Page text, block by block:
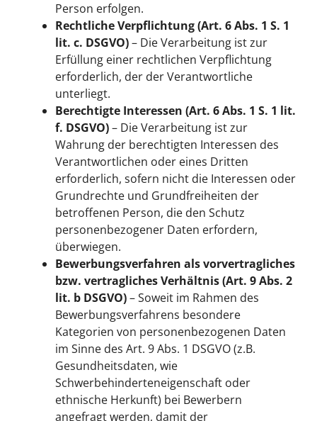
Person erfolgen.
Rechtliche Verpflichtung (Art. 6 Abs. 1 S. 1
lit. c. DSGVO)– Die Verarbeitung ist zur
Erfüllung einer rechtlichen Verpflichtung
erforderlich, der der Verantwortliche
unterliegt.
Berechtigte Interessen (Art. 6 Abs. 1 S. 1 lit.
f. DSGVO)– Die Verarbeitung ist zur
Wahrung der berechtigten Interessen des
Verantwortlichen oder eines Dritten
erforderlich, sofern nicht die Interessen oder
Grundrechte und Grundfreiheiten der
betroffenen Person, die den Schutz
personenbezogener Daten erfordern,
überwiegen.
Bewerbungsverfahren als vorvertragliches
bzw. vertragliches Verhältnis (Art. 9 Abs. 2
lit. b DSGVO)– Soweit im Rahmen des
Bewerbungsverfahrens besondere
Kategorien von personenbezogenen Daten
im Sinne des Art. 9 Abs. 1 DSGVO (z.B.
Gesundheitsdaten, wie
Schwerbehinderteneigenschaft oder
ethnische Herkunft) bei Bewerbern
angefragt werden, damit der